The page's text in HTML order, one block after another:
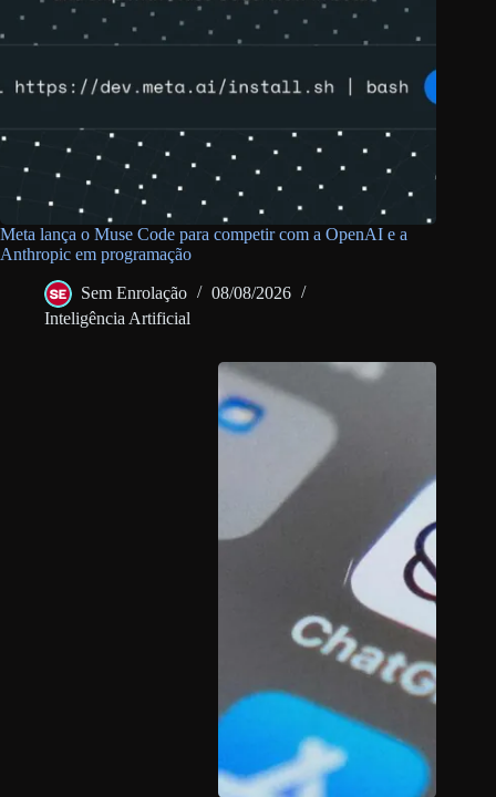
Meta lança o Muse Code para competir com a OpenAI e a
Anthropic em programação
Sem Enrolação
08/08/2026
Inteligência Artificial